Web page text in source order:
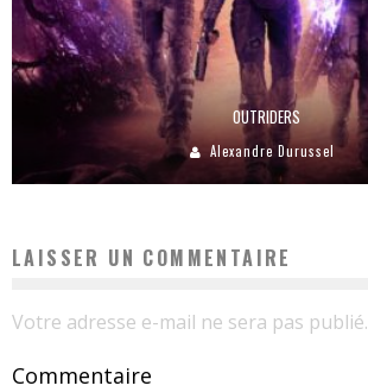
OUTRIDERS
Alexandre Durussel
LAISSER UN COMMENTAIRE
Votre adresse e-mail ne sera pas publié.
Commentaire